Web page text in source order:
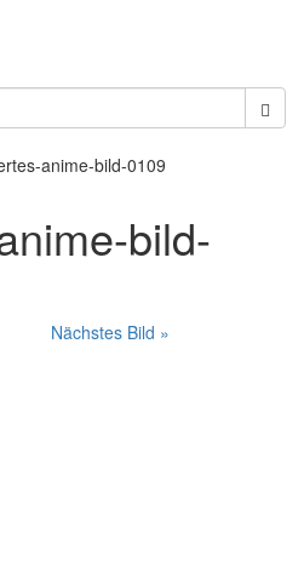
anime-bild-0109
bild-
Nächstes Bild »